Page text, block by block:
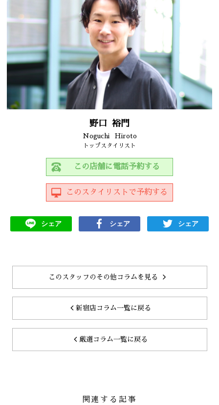
野口 裕門
Noguchi Hiroto
トップスタイリスト
この店舗に電話予約する
このスタイリストで予約する
シェア シェア シェア
このスタッフのその他コラムを見る
新宿店コラム一覧に戻る
厳選コラム一覧に戻る
関連する記事